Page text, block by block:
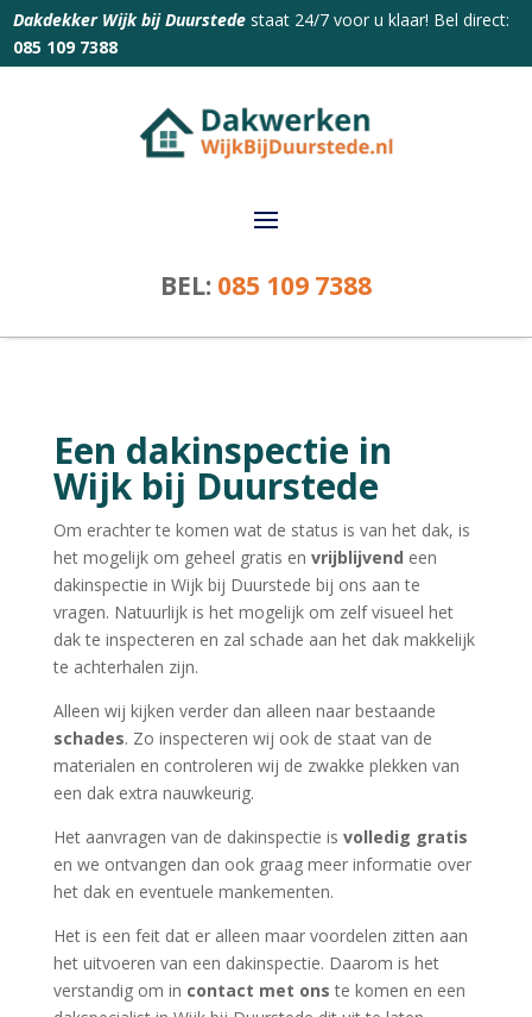
Dakdekker Wijk bij Duurstede staat 24/7 voor u klaar! Bel direct:
085 109 7388
BEL: 085 109 7388
Een dakinspectie in
Wijk bij Duurstede
Om erachter te komen wat de status is van het dak, is
het mogelijk om geheel gratis en vrijblijvend een
dakinspectie in Wijk bij Duurstede bij ons aan te
vragen. Natuurlijk is het mogelijk om zelf visueel het
dak te inspecteren en zal schade aan het dak makkelijk
te achterhalen zijn.
Alleen wij kijken verder dan alleen naar bestaande
schades. Zo inspecteren wij ook de staat van de
materialen en controleren wij de zwakke plekken van
een dak extra nauwkeurig.
Het aanvragen van de dakinspectie is volledig gratis
en we ontvangen dan ook graag meer informatie over
het dak en eventuele mankementen.
Het is een feit dat er alleen maar voordelen zitten aan
het uitvoeren van een dakinspectie. Daarom is het
verstandig om in contact met ons te komen en een